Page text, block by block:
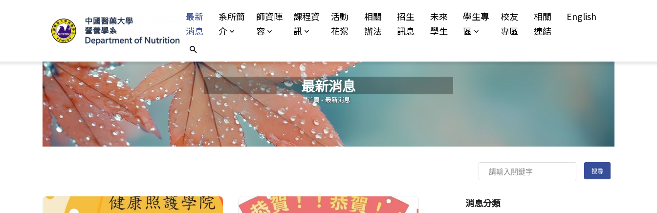
最新
消息
系所簡
介
師資陣
容
課程資
訊
活動
花絮
相關
辦法
招生
訊息
未來
學生
學生專
區
校友
專區
相關
連結
English
最新消息
您在這裡
首頁- 最新消息
消息分類